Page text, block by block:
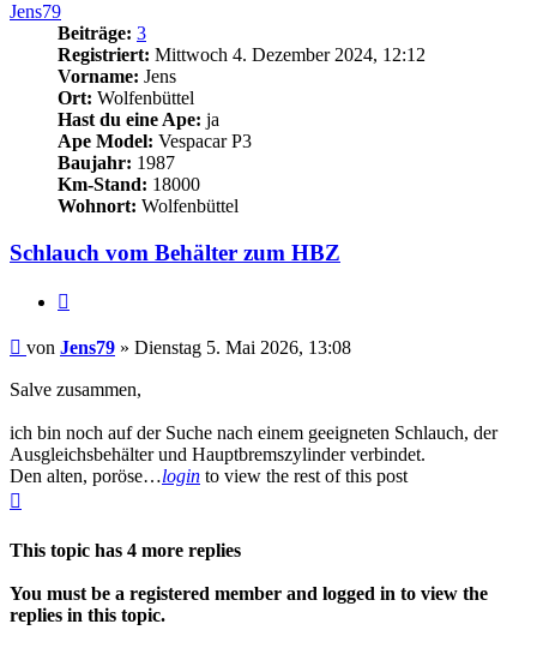
Jens79
Beiträge: 3
Registriert: Mittwoch 4. Dezember 2024, 12:12
Vorname: Jens
Ort: Wolfenbüttel
Hast du eine Ape: ja
Ape Model: Vespacar P3
Baujahr: 1987
Km-Stand: 18000
Wohnort: Wolfenbüttel
Schlauch vom Behälter zum HBZ
Beitrag
von Jens79 » Dienstag 5. Mai 2026, 13:08
Salve zusammen,
ich bin noch auf der Suche nach einem geeigneten Schlauch, der
Ausgleichsbehälter und Hauptbremszylinder verbindet.
Den alten, poröse…login to view the rest of this post
This topic has 4 more replies
You must be a registered member and logged in to view the
replies in this topic.